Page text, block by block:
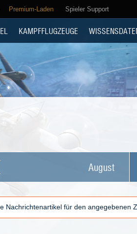
Premium-Laden Spieler Support
KAMPFFLUGZEUGE
August
Nachrichtenartikel für den angegebenen